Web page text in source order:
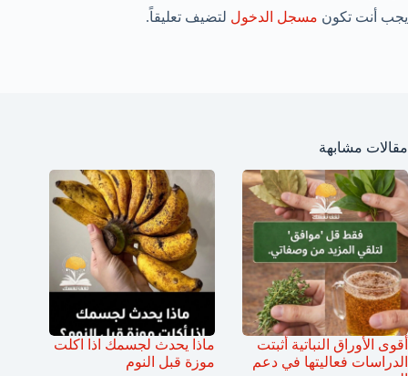
يجب أنت تكون مسجل الدخول لتضيف تعليقاً.
مقالات مشابهة
أقوى الأوراق النباتية أثبتت
الدراسات فعاليتها في دعم
ماذا يحدث لجسمك اذا اكلت
موزة قبل النوم